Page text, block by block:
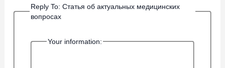
Reply To: Статья об актуальных медицинских
вопросах
Your information: